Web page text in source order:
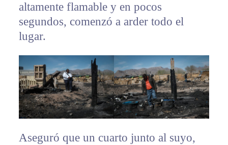
altamente flamable y en pocos
segundos, comenzó a arder todo el
lugar.
Aseguró que un cuarto junto al suyo,